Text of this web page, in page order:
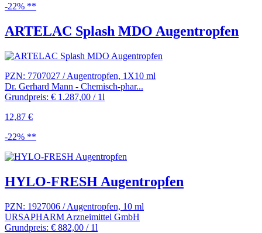
-22% **
ARTELAC Splash MDO Augentropfen
PZN: 7707027 / Augentropfen, 1X10 ml
Dr. Gerhard Mann - Chemisch-phar...
Grundpreis: € 1.287,00 / 1l
12,87 €
-22% **
HYLO-FRESH Augentropfen
PZN: 1927006 / Augentropfen, 10 ml
URSAPHARM Arzneimittel GmbH
Grundpreis: € 882,00 / 1l